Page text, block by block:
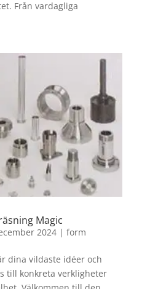
Från vardagliga
Magic
2024| form
dina vildaste idéer och
till konkreta verkligheter